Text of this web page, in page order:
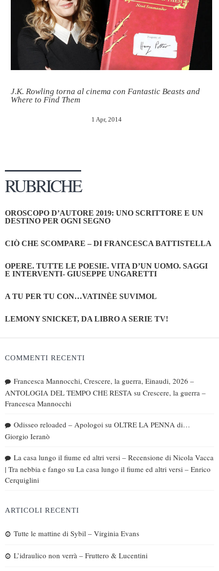
J.K. Rowling torna al cinema con Fantastic Beasts and
Where to Find Them
1 Apr, 2014
RUBRICHE
OROSCOPO D’AUTORE 2019: UNO SCRITTORE E UN
DESTINO PER OGNI SEGNO
CIÒ CHE SCOMPARE – DI FRANCESCA BATTISTELLA
OPERE. TUTTE LE POESIE. VITA D’UN UOMO. SAGGI
E INTERVENTI- GIUSEPPE UNGARETTI
A TU PER TU CON…VATINÈE SUVIMOL
LEMONY SNICKET, DA LIBRO A SERIE TV!
COMMENTI RECENTI
Francesca Mannocchi, Crescere, la guerra, Einaudi, 2026 –
ANTOLOGIA DEL TEMPO CHE RESTA su Crescere, la guerra –
Francesca Mannocchi
Odisseo reloaded – Apologoi su OLTRE LA PENNA di…
Giorgio Ieranò
La casa lungo il fiume ed altri versi – Recensione di Nicola Vacca
| Tra nebbia e fango su La casa lungo il fiume ed altri versi – Enrico
Cerquiglini
ARTICOLI RECENTI
Tutte le mattine di Sybil – Virginia Evans
L’idraulico non verrà – Fruttero & Lucentini